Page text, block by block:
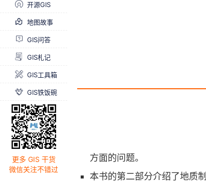
开源GIS
地图故事
GIS问答
GIS札记
GIS工具箱
GIS铁饭碗
更多 GIS 干货
微信关注不错过
方面的问题。
本书的第二部分介绍了地质